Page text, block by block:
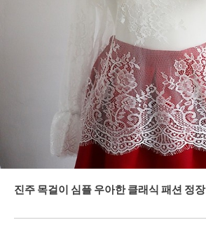
진주 목걸이 심플 우아한 클래식 패션 정장